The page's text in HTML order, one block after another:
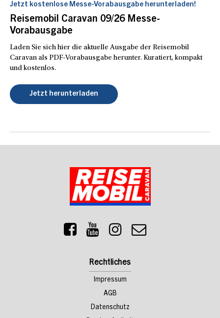
Jetzt kostenlose Messe-Vorabausgabe herunterladen!
Reisemobil Caravan 09/26 Messe-
Vorabausgabe
Laden Sie sich hier die aktuelle Ausgabe der Reisemobil
Caravan als PDF-Vorabausgabe herunter. Kuratiert, kompakt
und kostenlos.
Jetzt herunterladen
Rechtliches
Impressum
AGB
Datenschutz